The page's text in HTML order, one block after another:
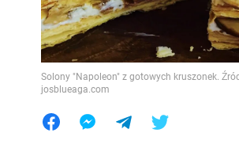
Solony "Napoleon" z gotowych kruszonek.
josblueaga.com